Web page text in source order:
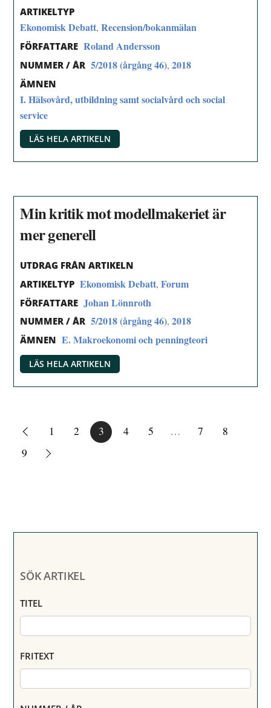
ARTIKELTYP
Ekonomisk Debatt,Recension/bokanmälan
FÖRFATTARE Roland Andersson
NUMMER / ÅR 5/2018 (årgång 46),2018
ÄMNEN
I. Hälsovård, utbildning samt socialvård och social
service
LÄS HELA ARTIKELN
Min kritik mot modellmakeriet är
mer generell
UTDRAG FRÅN ARTIKELN
ARTIKELTYP Ekonomisk Debatt,Forum
FÖRFATTARE Johan Lönnroth
NUMMER / ÅR 5/2018 (årgång 46),2018
ÄMNEN E. Makroekonomi och penningteori
LÄS HELA ARTIKELN
1 2 3 4 5 … 7
8
9
SÖK ARTIKEL
TITEL
FRITEXT